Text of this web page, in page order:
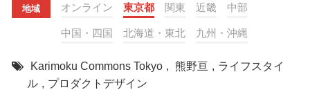
地域 オンライン 東京都 関東 近畿 中部
中国・四国 北海道・東北 九州・沖縄
Karimoku Commons Tokyo , 熊野亘 , ライフスタイ
ル , プロダクトデザイン